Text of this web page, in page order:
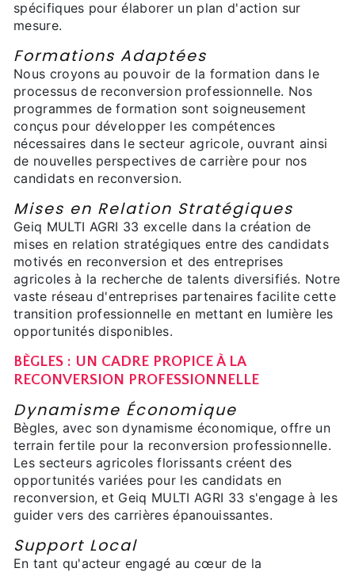
spécifiques pour élaborer un plan d'action sur
mesure.
Formations Adaptées
Nous croyons au pouvoir de la formation dans le
processus de reconversion professionnelle. Nos
programmes de formation sont soigneusement
conçus pour développer les compétences
nécessaires dans le secteur agricole, ouvrant ainsi
de nouvelles perspectives de carrière pour nos
candidats en reconversion.
Mises en Relation Stratégiques
Geiq MULTI AGRI 33 excelle dans la création de
mises en relation stratégiques entre des candidats
motivés en reconversion et des entreprises
agricoles à la recherche de talents diversifiés. Notre
vaste réseau d'entreprises partenaires facilite cette
transition professionnelle en mettant en lumière les
opportunités disponibles.
BÈGLES : UN CADRE PROPICE À LA
RECONVERSION PROFESSIONNELLE
Dynamisme Économique
Bègles, avec son dynamisme économique, offre un
terrain fertile pour la reconversion professionnelle.
Les secteurs agricoles florissants créent des
opportunités variées pour les candidats en
reconversion, et Geiq MULTI AGRI 33 s'engage à les
guider vers des carrières épanouissantes.
Support Local
En tant qu'acteur engagé au cœur de la